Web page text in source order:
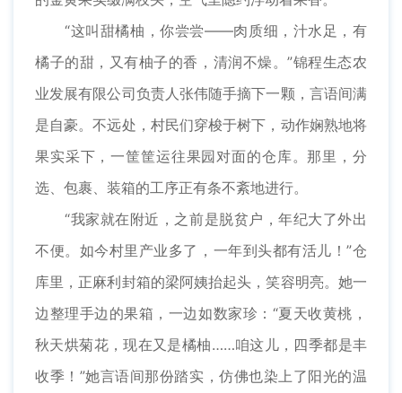
“这叫甜橘柚，你尝尝——肉质细，汁水足，有
橘子的甜，又有柚子的香，清润不燥。”锦程生态农
业发展有限公司负责人张伟随手摘下一颗，言语间满
是自豪。不远处，村民们穿梭于树下，动作娴熟地将
果实采下，一筐筐运往果园对面的仓库。那里，分
选、包裹、装箱的工序正有条不紊地进行。
“我家就在附近，之前是脱贫户，年纪大了外出
不便。如今村里产业多了，一年到头都有活儿！”仓
库里，正麻利封箱的梁阿姨抬起头，笑容明亮。她一
边整理手边的果箱，一边如数家珍：“夏天收黄桃，
秋天烘菊花，现在又是橘柚……咱这儿，四季都是丰
收季！”她言语间那份踏实，仿佛也染上了阳光的温